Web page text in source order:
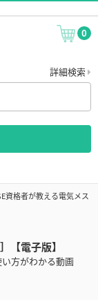
0
詳細検索
資格者が教える電気メス
【電子版】
方がわかる動画